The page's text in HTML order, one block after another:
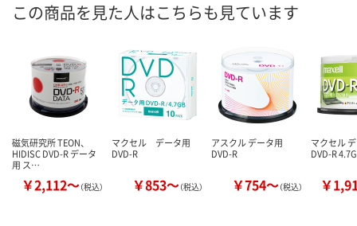
この商品を見た人はこちらも見ています
磁気研究所 TEON、
HIDISC DVD-R データ
用 ス…
￥2,112～（税込）
マクセル データ用
DVD-R
￥853～（税込）
アスクル データ用
DVD-R
￥754～（税込）
マクセル
DVD-R
￥